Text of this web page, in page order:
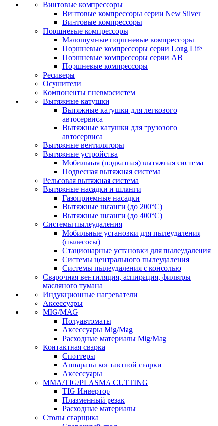
Винтовые компрессоры
Винтовые компрессоры серии New Silver
Винтовые компрессоры
Поршневые компрессоры
Малошумные поршневые компрессоры
Поршневые компрессоры серии Long Life
Поршневые компрессоры серии AB
Поршневые компрессоры
Ресиверы
Осушители
Компоненты пневмосистем
Вытяжные катушки
Вытяжные катушки для легкового
автосервиса
Вытяжные катушки для грузового
автосервиса
Вытяжные вентиляторы
Вытяжные устройства
Мобильная (подкатная) вытяжная система
Подвесная вытяжная система
Рельсовая вытяжная система
Вытяжные насадки и шланги
Газоприемные насадки
Вытяжные шланги (до 200°C)
Вытяжные шланги (до 400°C)
Системы пылеудаления
Мобильные установки для пылеудаления
(пылесосы)
Стационарные установки для пылеудаления
Системы центрального пылеудаления
Системы пылеудаления с консолью
Сварочная вентиляция, аспирация, фильтры
масляного тумана
Индукционные нагреватели
Аксессуары
MIG/MAG
Полуавтоматы
Аксессуары Mig/Mag
Расходные материалы Mig/Mag
Контактная сварка
Споттеры
Аппараты контактной сварки
Аксессуары
MMA/TIG/PLASMA CUTTING
TIG Инвертор
Плазменный резак
Расходные материалы
Столы сварщика